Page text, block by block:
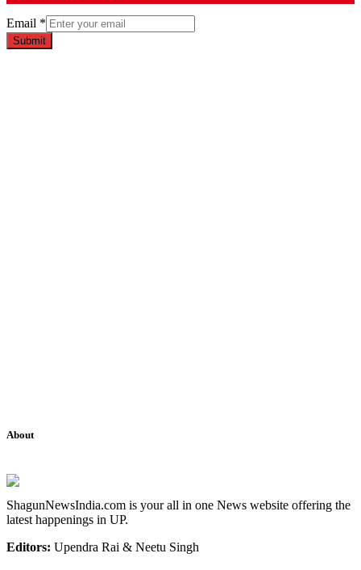
Email *
Submit
About
ShagunNewsIndia.com is your all in one News website offering the
latest happenings in UP.
Editors: Upendra Rai & Neetu Singh